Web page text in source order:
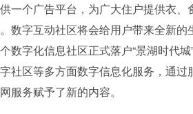
个广告平台，为广大住户提供衣、
数字互动社区将会给用户带来全新的
字化信息社区正式落户“景湖时代城
社区等多方面数字信息化服务，通过
服务赋予了新的内容。